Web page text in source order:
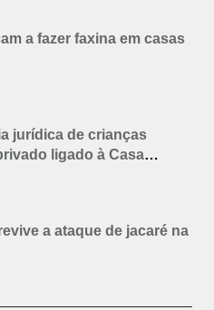
a fazer faxina em casas
jurídica de crianças
ligado à Casa
a ataque de jacaré na